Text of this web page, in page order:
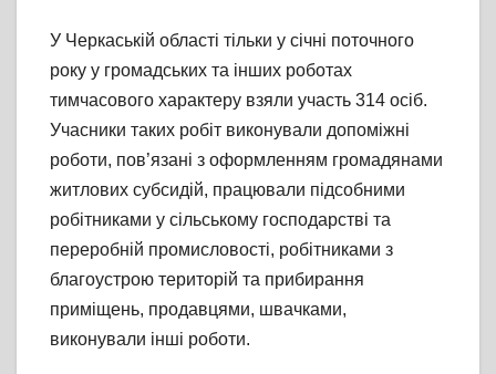
У Черкаській області тільки у січні поточного
року у громадських та інших роботах
тимчасового характеру взяли участь 314 осіб.
Учасники таких робіт виконували допоміжні
роботи, пов’язані з оформленням громадянами
житлових субсидій, працювали підсобними
робітниками у сільському господарстві та
переробній промисловості, робітниками з
благоустрою територій та прибирання
приміщень, продавцями, швачками,
виконували інші роботи.